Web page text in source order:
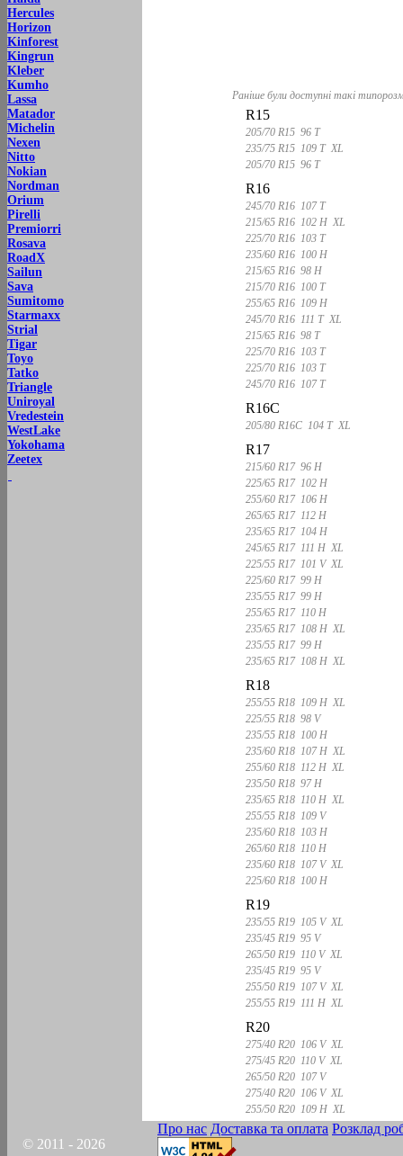
Hercules
Horizon
Kinforest
Kingrun
Kleber
Kumho
Lassa
Matador
Michelin
Nexen
Nitto
Nokian
Nordman
Orium
Pirelli
Premiorri
Rosava
RoadX
Sailun
Sava
Sumitomo
Starmaxx
Strial
Tigar
Toyo
Tatko
Triangle
Uniroyal
Vredestein
WestLake
Yokohama
Zeetex
Раніше були доступні такі
R15
205/70 R15 96 T
235/75 R15 109 T XL
205/70 R15 96 T
R16
245/70 R16 107 T
215/65 R16 102 H XL
225/70 R16 103 T
235/60 R16 100 H
215/65 R16 98 H
215/70 R16 100 T
255/65 R16 109 H
245/70 R16 111 T XL
215/65 R16 98 T
225/70 R16 103 T
225/70 R16 103 T
245/70 R16 107 T
R16C
205/80 R16C 104 T XL
R17
215/60 R17 96 H
225/65 R17 102 H
255/60 R17 106 H
265/65 R17 112 H
235/65 R17 104 H
245/65 R17 111 H XL
225/55 R17 101 V XL
225/60 R17 99 H
235/55 R17 99 H
255/65 R17 110 H
235/65 R17 108 H XL
235/55 R17 99 H
235/65 R17 108 H XL
R18
255/55 R18 109 H XL
225/55 R18 98 V
235/55 R18 100 H
235/60 R18 107 H XL
255/60 R18 112 H XL
235/50 R18 97 H
235/65 R18 110 H XL
255/55 R18 109 V
235/60 R18 103 H
265/60 R18 110 H
235/60 R18 107 V XL
225/60 R18 100 H
R19
235/55 R19 105 V XL
235/45 R19 95 V
265/50 R19 110 V XL
235/45 R19 95 V
255/50 R19 107 V XL
255/55 R19 111 H XL
R20
275/40 R20 106 V XL
275/45 R20 110 V XL
265/50 R20 107 V
275/40 R20 106 V XL
255/50 R20 109 H XL
© 2011 - 2026
Про нас Доставка та оплата Розклад